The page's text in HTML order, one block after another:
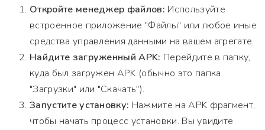
Откройте менеджер файлов: Используйте
встроенное приложение "Файлы" или любое иные
средства управления данными на вашем агрегате.
Найдите загруженный APK: Перейдите в папку,
куда был загружен APK (обычно это папка
"Загрузки" или "Скачать").
Запустите установку: Нажмите на APK фрагмент,
чтобы начать процесс установки. Вы увидите